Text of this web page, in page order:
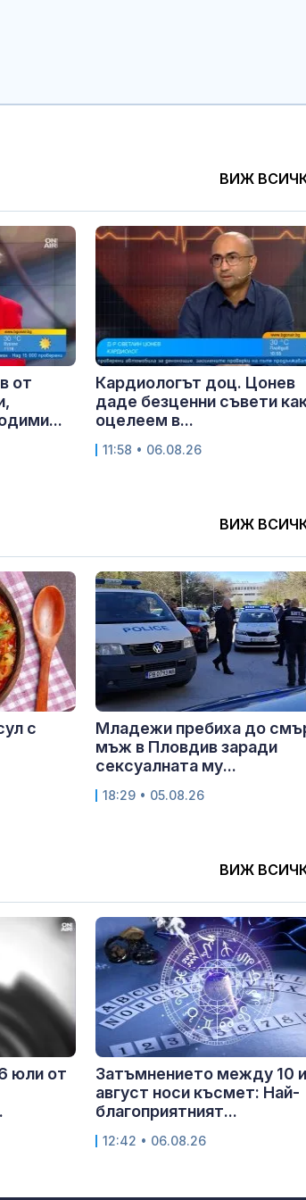
ВИЖ
от
Кардиологът доц. Цонев
даде безценни съвети
оцелеем в...
11:58 • 06.08.26
ВИЖ
с
Младежи пребиха до
мъж в Пловдив заради
сексуалната му...
18:29 • 05.08.26
ВИЖ
юли от
Затъмнението между 10
август носи късмет: Най-
благоприятният...
12:42 • 06.08.26